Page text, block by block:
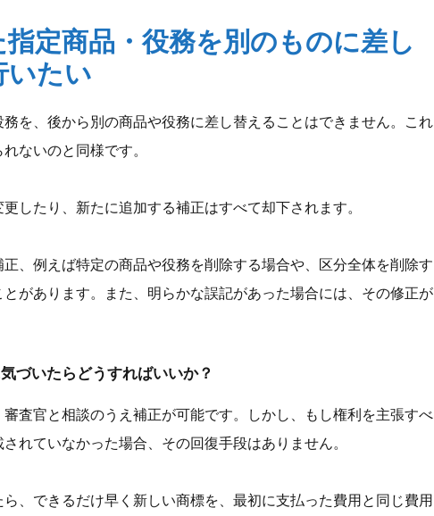
指定商品・役務を別のものに差し
いたい
を、後から別の商品や役務に差し替えることはできません。これ
ないのと同様です。
したり、新たに追加する補正はすべて却下されます。
、例えば特定の商品や役務を削除する場合や、区分全体を削除す
があります。また、明らかな誤記があった場合には、その修正が
づいたらどうすればいいか？
査官と相談のうえ補正が可能です。しかし、もし権利を主張すべ
れていなかった場合、その回復手段はありません。
、できるだけ早く新しい商標を、最初に支払った費用と同じ費用